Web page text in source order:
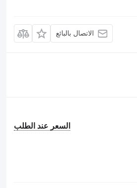
الاتصال بالبائع
السعر عند الطلب